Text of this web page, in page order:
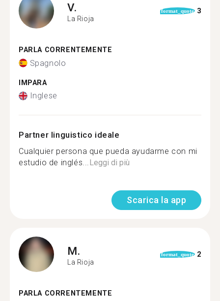
V.
La Rioja
format_quote 3
PARLA CORRENTEMENTE
Spagnolo
IMPARA
Inglese
Partner linguistico ideale
Cualquier persona que pueda ayudarme con mi
estudio de inglés...Leggi di più
Scarica la app
M.
La Rioja
format_quote 2
PARLA CORRENTEMENTE